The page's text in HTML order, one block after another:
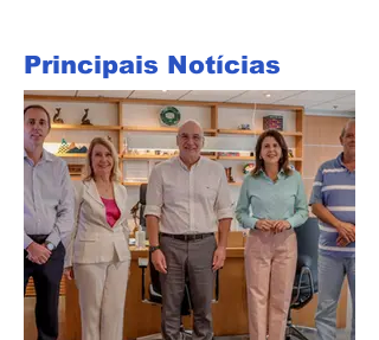
Principais Notícias